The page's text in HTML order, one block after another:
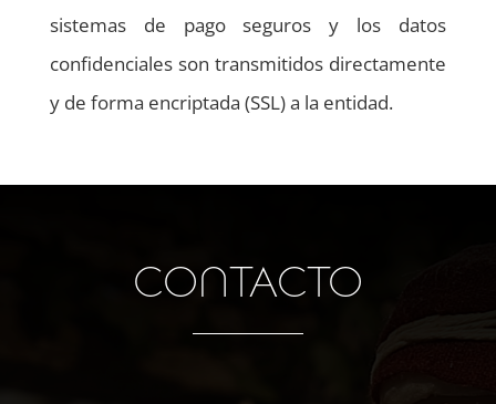
sistemas de pago seguros y los datos
confidenciales son transmitidos directamente
y de forma encriptada (SSL) a la entidad.
CONTACTO